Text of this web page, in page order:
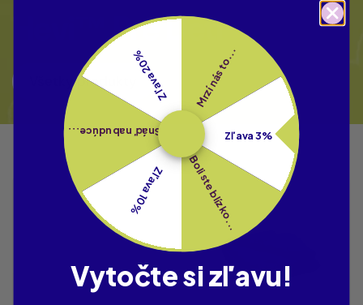
Hevi™ Pre Deti
Všetky produkty Mrzí nás to...
Zľava 3%
Boli ste blízko...
Zľava 10%
Snáď nabudúce...
Zľava 20%
Vytočte si zľavu!